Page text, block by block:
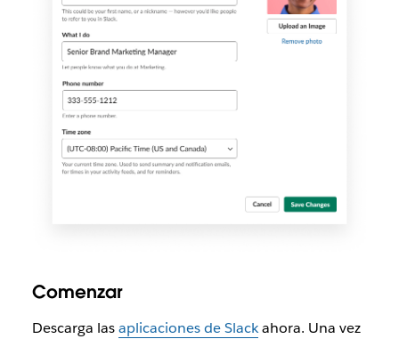
Comenzar
Descarga lasaplicaciones de Slackahora. Una vez